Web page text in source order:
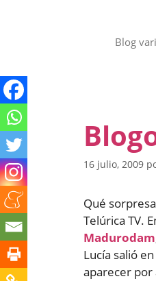
Blog
16 julio, 2009
Qué
Telúrica TV.
Madurodam
Lucía salió
aparecer por